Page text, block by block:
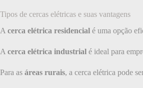
Tipos de cercas elétricas e suas vantagens
A cerca elétrica residencial é uma opção
A cerca elétrica industrial é ideal para
Para as áreas rurais, a cerca elétrica pode